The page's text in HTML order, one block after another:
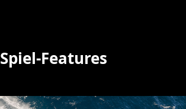
Spiel-Features